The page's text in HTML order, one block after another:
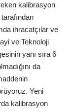
kalibrasyon
ihracatçılar ve
ve Teknoloji
yanı sıra 6
da
Yeni
kalibrasyon